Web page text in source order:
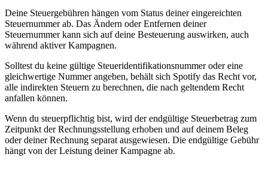
Deine Steuergebühren hängen vom Status deiner eingereichten
Steuernummer ab. Das Ändern oder Entfernen deiner
Steuernummer kann sich auf deine Besteuerung auswirken, auch
während aktiver Kampagnen.
Solltest du keine gültige Steueridentifikationsnummer oder eine
gleichwertige Nummer angeben, behält sich Spotify das Recht vor,
alle indirekten Steuern zu berechnen, die nach geltendem Recht
anfallen können.
Wenn du steuerpflichtig bist, wird der endgültige Steuerbetrag zum
Zeitpunkt der Rechnungsstellung erhoben und auf deinem Beleg
oder deiner Rechnung separat ausgewiesen. Die endgültige Gebühr
hängt von der Leistung deiner Kampagne ab.